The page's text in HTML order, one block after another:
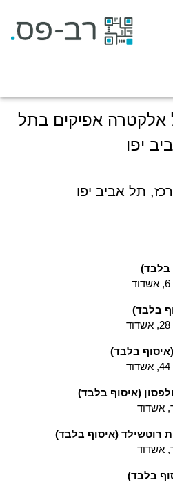
קו 281 של אלקטרה אפיקים בתל
יפו
תל אביב יפו
בלבד)
בלבד)
בלבד)
(איסוף בלבד)
רוטשילד (איסוף בלבד)
בלבד)